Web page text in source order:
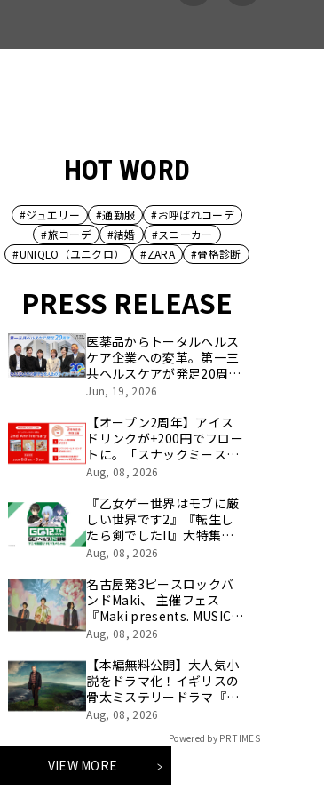
HOT WORD
#ジュエリー #通勤服
#お呼ばれコーデ
#旅コーデ
#結婚
#スニーカー
#UNIQLO（ユニクロ）
#ZARA #骨格診断
PRESS RELEASE
医薬品からトータルヘルス
ケア企業への変革。第一三
共ヘルスケアが発足20周年
を記念し、製品開発・新カ
合時のエピソードを社員の
想いとともに振り返る特別
映像を公開！
Jun, 19, 2026
【オープン2周年】アイス
ドリンクが+200円でフロー
トに。「スナックミースタ
ンド 押上」にて2周年記念
8/9(日)】
Aug, 08, 2026
『乙女ゲー世界はモブに厳
しい世界です2』『転生し
たら剣でしたII』大特集！
『GCノベルズ12周年記念番
8月23日(日) 夜8時より
「ABEMA」で独占無料放
送！
Aug, 08, 2026
名古屋発3ピースロックバ
ンドMaki、 主催フェス
『Maki presents. MUSIC
FESTIVAL「天和」2026』
Aug, 08, 2026
【本編無料公開】大人気小
説をドラマ化！イギリスの
骨太ミステリードラマ『シ
ェトランド 離島の殺人捜査
8/7（金）20:00～隔週1話
ずつ無料配信！
Aug, 08, 2026
Powered by PR TIMES
VIEW MORE